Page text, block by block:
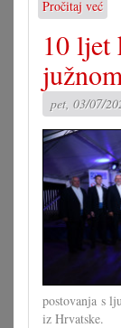
Pročitaj već
50
ljet
za
10 ljet
pet, 03/07/
postovanja s
iz Hrvatske.